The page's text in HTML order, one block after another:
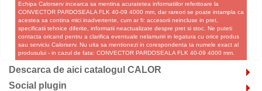
Echipa Calorserv incearca sa mentina acuratetea informatiilor referitoare la
CONVECTOR PARDOSEALA FLK 40-09 4000 mm, dar rareori se poate intampla ca
acestea sa contina mici inadvertente, cum ar fi: accesorii neincluse in pret,
specificatii tehnice diferite, informatii neactualizate despre pret si stoc. Ne puteti
contacta oricand pentru a clarifica eventuale nelamuriri in legatura cu orice produs
sau serviciu Calorserv. Nu uita sa mentionezi in corespondenta ta numele exact al
produsului - in cazul de fata: CONVECTOR PARDOSEALA FLK 40-09 4000 mm.
Descarca de aici catalogul CALOR
Social plugin